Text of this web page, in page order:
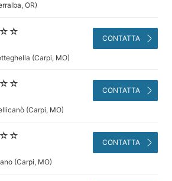
OR)
(Carpi, MO)
CONTATTA
(Carpi, MO)
CONTATTA
(Carpi, MO)
CONTATTA